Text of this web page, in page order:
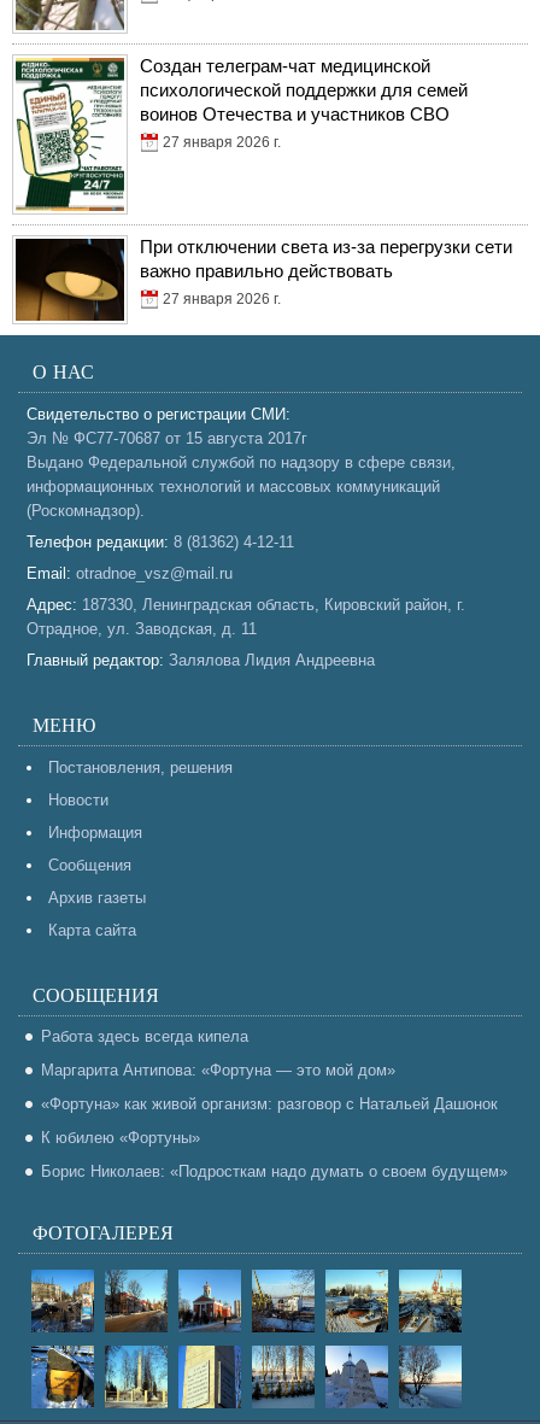
Создан телеграм-чат медицинской
психологической поддержки для семей
воинов Отечества и участников СВО
27 января 2026 г.
При отключении света из-за перегрузки сети
важно правильно действовать
27 января 2026 г.
О НАС
Свидетельство о регистрации СМИ:
Эл № ФС77-70687 от 15 августа 2017г
Выдано Федеральной службой по надзору в сфере связи,
информационных технологий и массовых коммуникаций
(Роскомнадзор).
Телефон редакции: 8 (81362) 4-12-11
Email: otradnoe_vsz@mail.ru
Адрес: 187330, Ленинградская область, Кировский район, г.
Отрадное, ул. Заводская, д. 11
Главный редактор: Залялова Лидия Андреевна
МЕНЮ
Постановления, решения
Новости
Информация
Сообщения
Архив газеты
Карта сайта
СООБЩЕНИЯ
Работа здесь всегда кипела
Маргарита Антипова: «Фортуна — это мой дом»
«Фортуна» как живой организм: разговор с Натальей Дашонок
К юбилею «Фортуны»
Борис Николаев: «Подросткам надо думать о своем будущем»
ФОТОГАЛЕРЕЯ